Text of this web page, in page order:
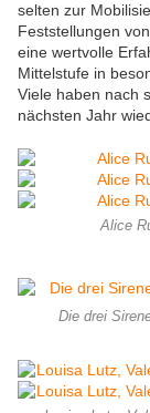
selten zur
Feststellungen
eine wertvolle
Mittelstufe in
Viele haben nach
nächsten Jahr
Alice
Die drei